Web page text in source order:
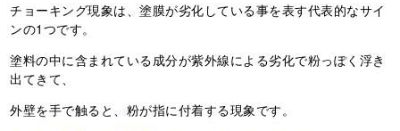
チョーキング現象は、塗膜が劣化している事を表す代表的なサイ
ンの1つです。
塗料の中に含まれている成分が紫外線による劣化で粉っぽく浮き
出てきて、
外壁を手で触ると、粉が指に付着する現象です。